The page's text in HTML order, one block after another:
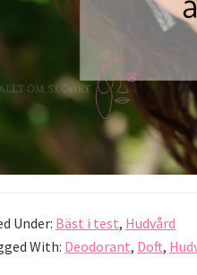
Under: Bäst i test, Hudvård
With: Deodorant, Doft,